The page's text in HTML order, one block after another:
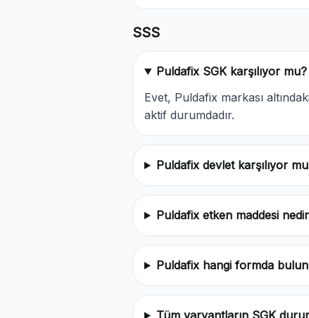
SSS
Puldafix SGK karşılıyor mu?
Evet, Puldafix markası
aktif durumdadır.
Puldafix devlet karşılıyor
Puldafix etken maddesi
Puldafix hangi formda
Tüm varyantların SGK